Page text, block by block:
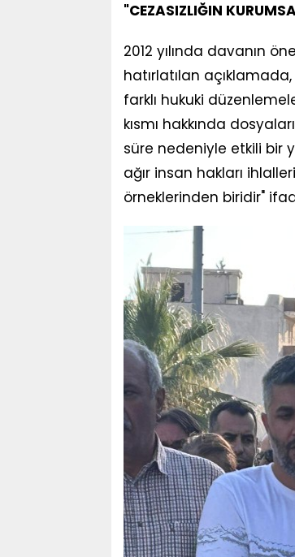
"CEZASIZLIĞIN
2012 yılında davanın
hatırlatılan
farklı hukuki
kısmı hakkında
süre nedeniyle etkili bir
ağır insan hakları
örneklerinden biridir"